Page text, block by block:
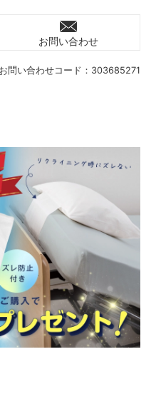
お問い合わせコード： 303685271
お問い合わせ